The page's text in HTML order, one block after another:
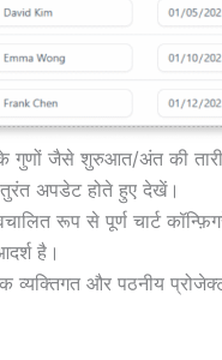
गुणों जैसे शुरुआत/अंत की
अपडेट होते हुए देखें।
रूप से पूर्ण चार्ट
है।
व्यक्तिगत और पठनीय